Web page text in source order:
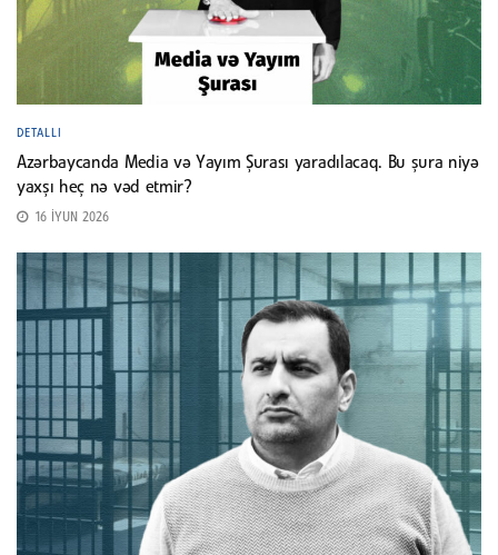
DETALLI
Azərbaycanda Media və Yayım Şurası yaradılacaq. Bu şura niyə
yaxşı heç nə vəd etmir?
16 İYUN 2026